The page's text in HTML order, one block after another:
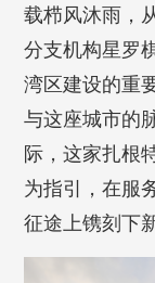
载栉风沐雨，
分支机构星罗
湾区建设的重
与这座城市的
际，这家扎根
为指引，在服
征途上镌刻下